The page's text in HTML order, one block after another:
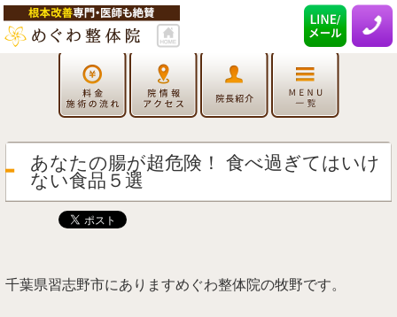
あなたの腸が超危険！ 食べ過ぎてはいけ
ない食品５選
千葉県習志野市にありますめぐわ整体院の牧野です。